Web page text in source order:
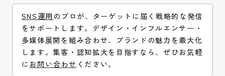
SNS運用のプロが、ターゲットに届く戦略的な発信
をサポートします。デザイン・インフルエンサー・
多媒体展開を組み合わせ、ブランドの魅力を最大化
します。集客・認知拡大を目指すなら、ぜひお気軽
にお問い合わせ ください。